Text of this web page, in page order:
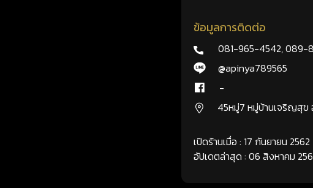
ข้อมูลการติดต่อ
081-965-4542,089-
@apinya789565
-
45หมู่7 หมู่บ้านเจริญสุข
เปิดร้านเมื่อ : 17 กันยายน 2562
อัปเดตล่าสุด : 06 สิงหาคม